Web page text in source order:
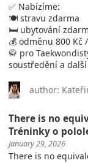
✅ Nabízíme:
🍽️ stravu zdarma
🛏️ ubytování
💰 odměnu 800 Kč
🥋 pro
soustředění a
author:
There is no
Tréninky o
January 29, 2026
There is no